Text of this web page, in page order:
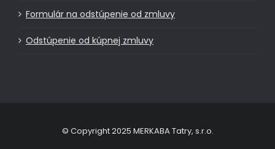
Formulár na odstúpenie od zmluvy
Odstúpenie od kúpnej zmluvy
© Copyright 2025 MERKABA Tatry, s.r.o.